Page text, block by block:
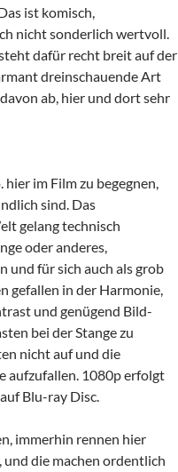
ist komisch,
nicht sonderlich wertvoll.
dafür recht breit auf der
dreinschauende Art
ab, hier und dort sehr
hier im Film zu begegnen,
sind. Das
gelang technisch
oder anderes,
und für sich auch als grob
gefallen in der Harmonie,
und genügend Bild-
bei der Stange zu
nicht auf und die
aufzufallen. 1080p erfolgt
Blu-ray Disc.
immerhin rennen hier
die machen ordentlich